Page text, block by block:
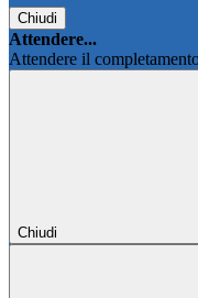
Chiudi
Attendere...
Attendere il
Chiudi